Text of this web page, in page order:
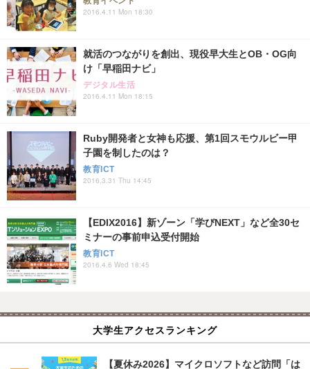
2016.4.11 Mon 18:30
就活のつながりを創出、現役早大生とOB・OG向
け「早稲田ナビ」
デジタル生活
2016.4.11 Mon 18:15
Ruby開発者と女神も応援、第1回スモウルビー甲
子園を制したのは？
教育ICT
2016.3.31 Thu 14:45
【EDIX2016】新ゾーン「学びNEXT」など全30セ
ミナーの事前申込受付開始
教育ICT
2016.4.6 Wed 18:45
大学生アクセスランキング
【夏休み2026】マイクロソフトなど訪問「は